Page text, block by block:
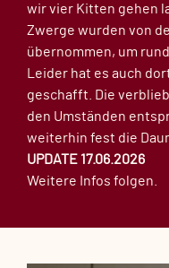
wir vier Kitten gehen
Zwerge wurden von
übernommen, um
Leider hat es auch
geschafft. Die
den Umständen
weiterhin fest die
UPDATE 17.06.2026
Weitere Infos folgen.